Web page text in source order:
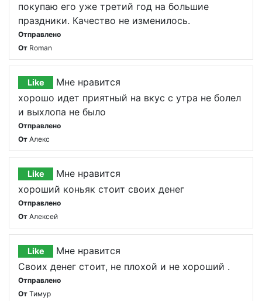
покупаю его уже третий год на большие
праздники. Качество не изменилось.
Отправлено
От Roman
Like
Мне нравится
хорошо идет приятный на вкус с утра не болел
и выхлопа не было
Отправлено
От Алекс
Like
Мне нравится
хороший коньяк стоит своих денег
Отправлено
От Алексей
Like
Мне нравится
Своих денег стоит, не плохой и не хороший .
Отправлено
От Тимур